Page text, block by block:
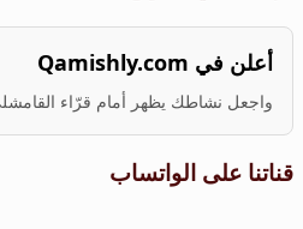
أعلن في Qamishly.com
واجعل نشاطك يظهر أمام قرّاء
قناتنا على الواتساب